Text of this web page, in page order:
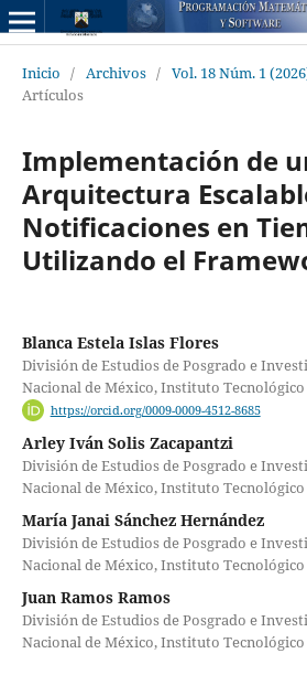
Inicio / Archivos / Vol. 18 Núm. 1
Artículos
Implementación de
Arquitectura
Notificaciones en
Utilizando el
Blanca Estela Islas Flores
División de Estudios de Posgrado e
Nacional de México, Instituto Tecnológico
https://orcid.org/0009-0009-4512-8685
Arley Iván Solis Zacapantzi
División de Estudios de Posgrado e
Nacional de México, Instituto Tecnológico
María Janai Sánchez Hernández
División de Estudios de Posgrado e
Nacional de México, Instituto Tecnológico
Juan Ramos Ramos
División de Estudios de Posgrado e
Nacional de México, Instituto Tecnológico